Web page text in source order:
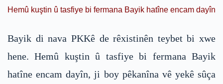
Hemû kuştin û tasfiye bi fermana Bayik hatîne encam dayîn
Bayik di nava PKKê de rêxistinên teybet bi xwe
hene. Hemû kuştin û tasfiye bi fermana Bayik
hatîne encam dayîn, ji boy pêkanîna vê yekê sûça